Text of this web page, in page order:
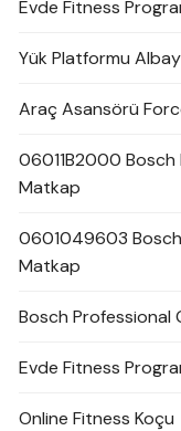
Evde Fitness
Yük Platformu
Araç Asansörü
06011B2000 Bosch
Matkap
0601049603 Bosch
Matkap
Bosch Professional
Evde Fitness
Online Fitness Koçu